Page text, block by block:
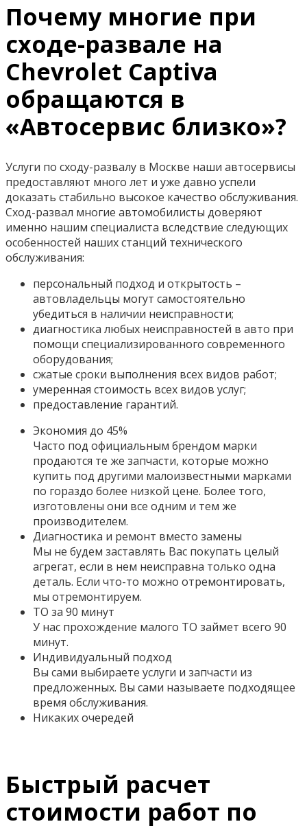
Почему многие при
сходе-развале на
Chevrolet Captiva
обращаются в
«Автосервис близко»?
Услуги по сходу-развалу в Москве наши автосервисы
предоставляют много лет и уже давно успели
доказать стабильно высокое качество обслуживания.
Сход-развал многие автомобилисты доверяют
именно нашим специалиста вследствие следующих
особенностей наших станций технического
обслуживания:
персональный подход и открытость –
автовладельцы могут самостоятельно
убедиться в наличии неисправности;
диагностика любых неисправностей в авто при
помощи специализированного современного
оборудования;
сжатые сроки выполнения всех видов работ;
умеренная стоимость всех видов услуг;
предоставление гарантий.
Экономия до 45%
Часто под официальным брендом марки
продаются те же запчасти, которые можно
купить под другими малоизвестными марками
по гораздо более низкой цене. Более того,
изготовлены они все одним и тем же
производителем.
Диагностика и ремонт вместо замены
Мы не будем заставлять Вас покупать целый
агрегат, если в нем неисправна только одна
деталь. Если что-то можно отремонтировать,
мы отремонтируем.
ТО за 90 минут
У нас прохождение малого ТО займет всего 90
минут.
Индивидуальный подход
Вы сами выбираете услуги и запчасти из
предложенных. Вы сами называете подходящее
время обслуживания.
Никаких очередей
Быстрый расчет
стоимости работ по